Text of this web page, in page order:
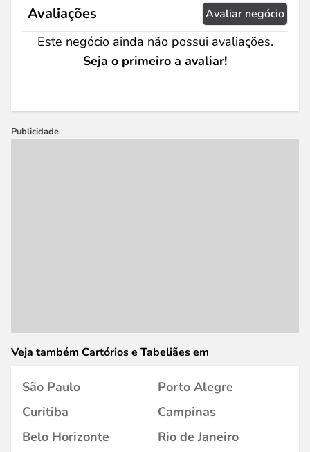
Avaliações Avaliar negócio
Este negócio ainda não possui avaliações.
Seja o primeiro a avaliar!
Publicidade
Veja também Cartórios e Tabeliães em
São Paulo
Porto Alegre
Curitiba
Campinas
Belo Horizonte
Rio de Janeiro